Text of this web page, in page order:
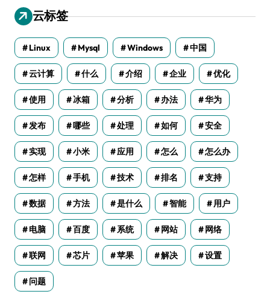
云标签
Linux Mysql Windows 中国
云计算 什么 介绍 企业 优化
使用 冰箱 分析 办法 华为
发布 哪些 处理 如何 安全
实现 小米 应用 怎么 怎么办
怎样 手机 技术 排名 支持
数据 方法 是什么 智能 用户
电脑 百度 系统 网站 网络
联网 芯片 苹果 解决 设置
问题